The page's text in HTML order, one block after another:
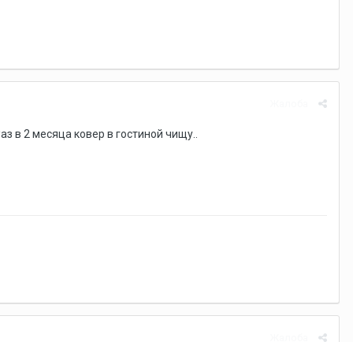
в 2 месяца ковер в гостиной чищу..